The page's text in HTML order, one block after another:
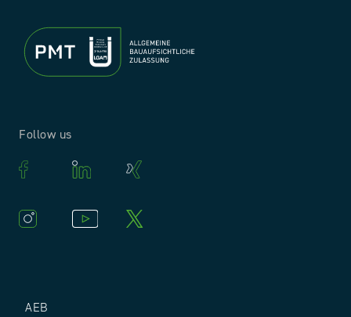
AEB
Follow us